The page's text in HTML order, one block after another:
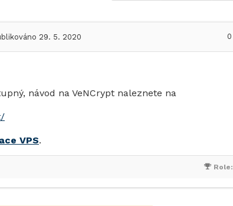
29. 5. 2020 0
návod na VeNCrypt naleznete na
VPS.
Role: